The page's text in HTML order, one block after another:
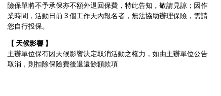
險保單將不予承保亦不額外退回保費，特此告知，敬請見諒；因作
業時間，活動日前 3 個工作天內報名者，無法協助辦理保險，需請
您自行投保。
【 天候影響 】
主辦單位保有因天候影響決定取消活動之權力，如由主辦單位公告
取消，則扣除保險費後退還餘額款項